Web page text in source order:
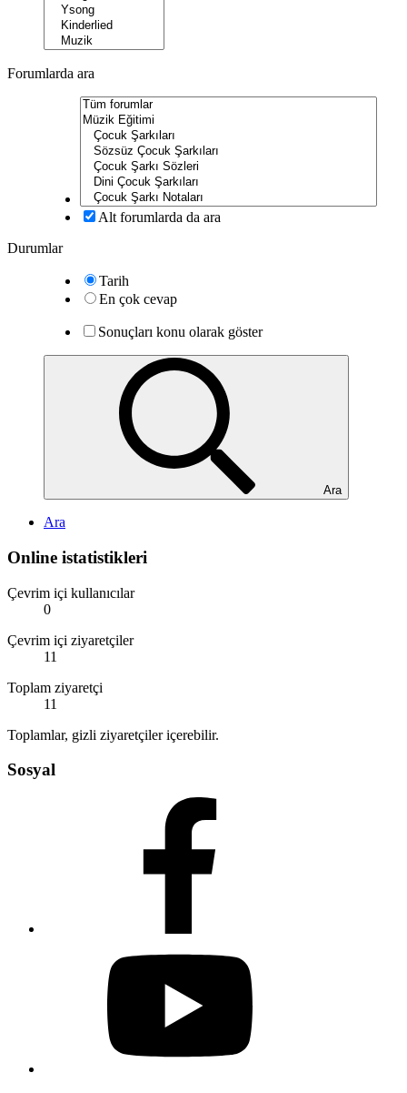
Forumlarda ara
Alt forumlarda da ara
Durumlar
Tarih
En çok cevap
Sonuçları konu olarak göster
Ara
Ara
Online istatistikleri
Çevrim içi kullanıcılar
0
Çevrim içi ziyaretçiler
11
Toplam ziyaretçi
11
Toplamlar, gizli ziyaretçiler içerebilir.
Sosyal